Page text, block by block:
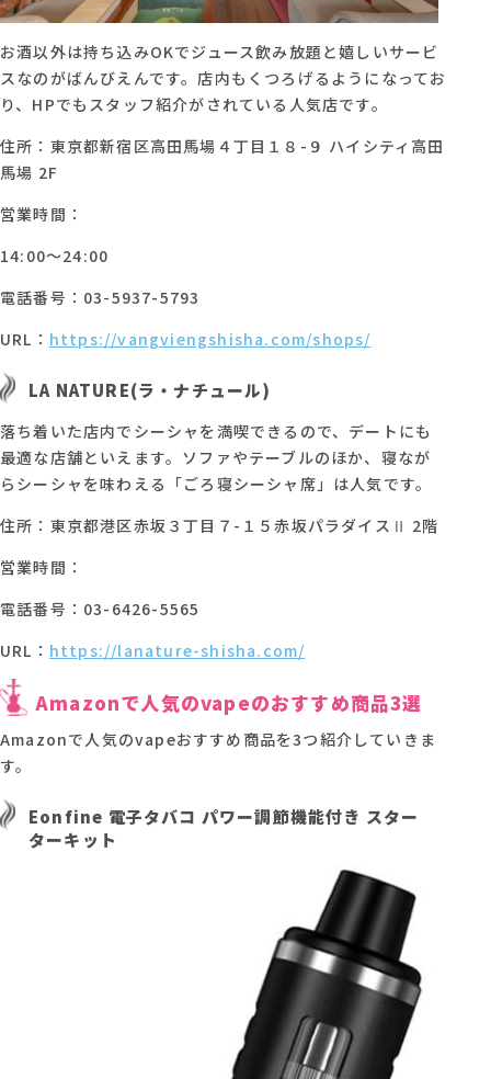
お酒以外は持ち込みOKでジュース飲み放題と嬉しいサービ
スなのがばんびえんです。店内もくつろげるようになってお
り、HPでもスタッフ紹介がされている人気店です。
住所：東京都新宿区高田馬場４丁目１８-９ ハイシティ高田
馬場 2F
営業時間：
14:00～24:00
電話番号：03-5937-5793
URL： https://vangviengshisha.com/shops/
LA NATURE(ラ・ナチュール)
落ち着いた店内でシーシャを満喫できるので、デートにも
最適な店舗といえます。ソファやテーブルのほか、寝なが
らシーシャを味わえる「ごろ寝シーシャ席」は人気です。
住所：東京都港区赤坂３丁目７-１５赤坂パラダイスⅡ 2階
営業時間：
電話番号：03-6426-5565
URL： https://lanature-shisha.com/
Amazonで人気のvapeのおすすめ商品3選
Amazonで人気のvapeおすすめ商品を3つ紹介していきま
す。
Eonfine 電子タバコ パワー調節機能付き スター
ターキット